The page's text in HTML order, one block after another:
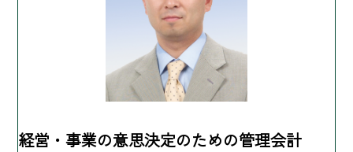
経営・事業の意思決定のための管理会計